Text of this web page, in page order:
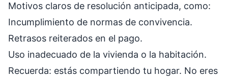
Motivos claros de resolución anticipada, como:
Incumplimiento de normas de convivencia.
Retrasos reiterados en el pago.
Uso inadecuado de la vivienda o la habitación.
Recuerda: estás compartiendo tu hogar. No eres